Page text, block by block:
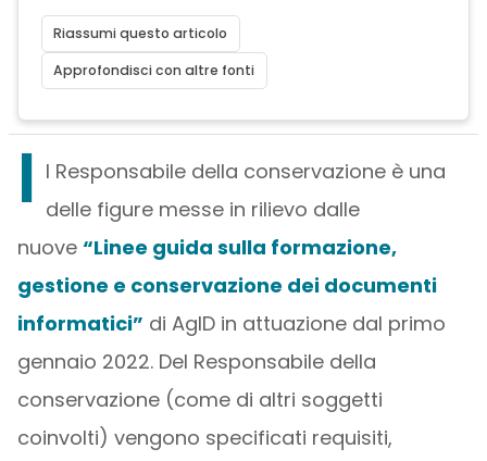
Riassumi questo articolo
Approfondisci con altre fonti
I l Responsabile della conservazione è una
delle figure messe in rilievo dalle
nuove “Linee guida sulla formazione,
gestione e conservazione dei documenti
informatici” di AgID in attuazione dal primo
gennaio 2022. Del Responsabile della
conservazione (come di altri soggetti
coinvolti) vengono specificati requisiti,